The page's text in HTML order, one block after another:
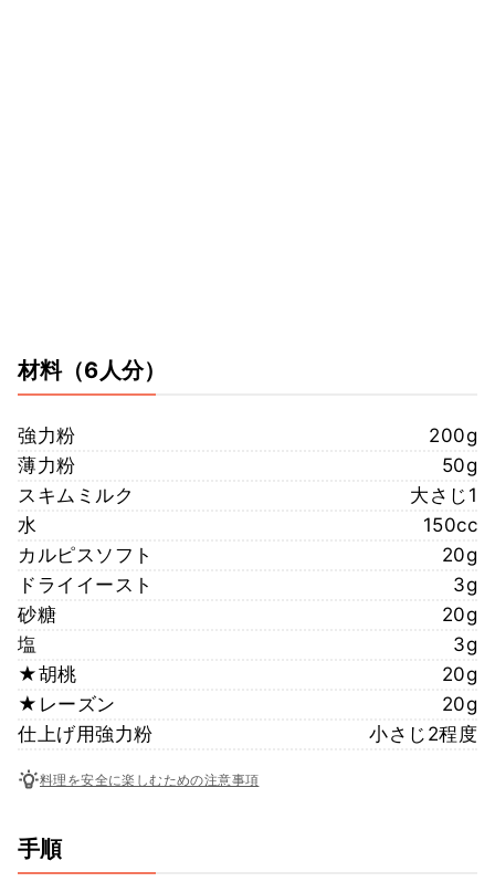
材料（6人分）
強力粉
200g
薄力粉
50g
スキムミルク
大さじ1
水
150cc
カルピスソフト
20g
ドライイースト
3g
砂糖
20g
塩
3g
★胡桃
20g
★レーズン
20g
仕上げ用強力粉
小さじ2程度
料理を安全に楽しむための注意事項
手順